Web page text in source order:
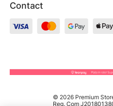
Contact
© 2026 Premium
Reg. Com